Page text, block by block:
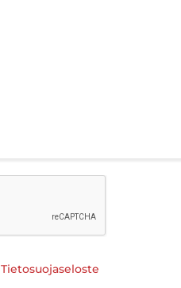
Tietosuojaseloste